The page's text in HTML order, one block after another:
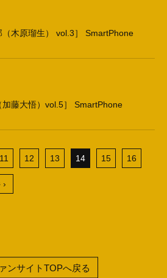
木原瑠生） vol.3］ SmartPhone
藤大悟）vol.5］ SmartPhone
11 12 13 14 15 16
ンサイトTOPへ戻る